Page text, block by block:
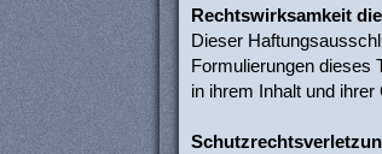
Rechtswirksamkeit
Dieser
Formulierungen dieses
in ihrem Inhalt und